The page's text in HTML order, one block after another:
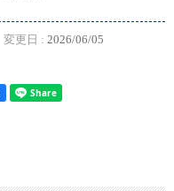
変更日 : 2026/06/05